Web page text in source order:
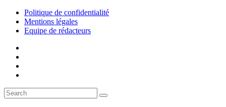
Politique de confidentialité
Mentions légales
Equipe de rédacteurs